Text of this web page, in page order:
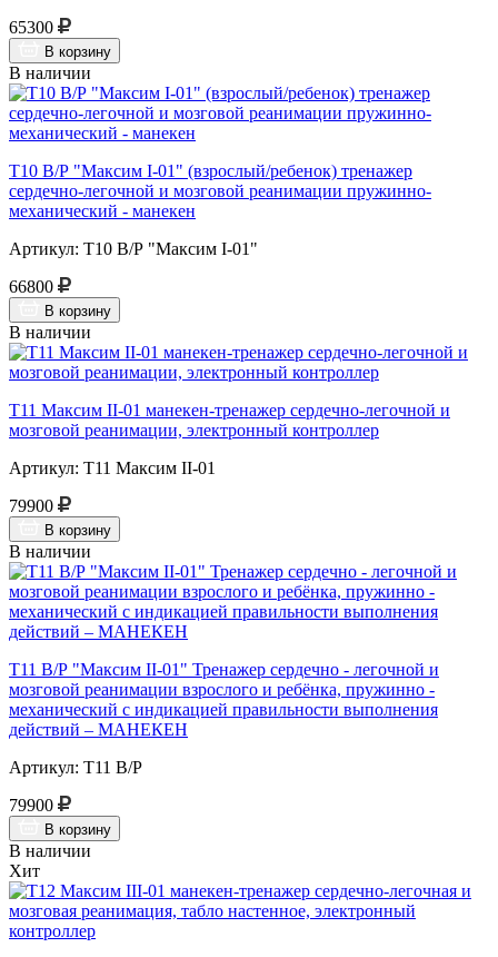
65300
В корзину
В наличии
Т10 В/Р "Максим I-01" (взрослый/ребенок) тренажер
сердечно-легочной и мозговой реанимации пружинно-
механический - манекен
Артикул: Т10 В/Р "Максим I-01"
66800
В корзину
В наличии
Т11 Максим II-01 манекен-тренажер сердечно-легочной и
мозговой реанимации, электронный контроллер
Артикул: Т11 Максим II-01
79900
В корзину
В наличии
Т11 В/Р "Максим II-01" Тренажер сердечно - легочной и
мозговой реанимации взрослого и ребёнка, пружинно -
механический с индикацией правильности выполнения
действий – МАНЕКЕН
Артикул: Т11 В/Р
79900
В корзину
В наличии
Хит